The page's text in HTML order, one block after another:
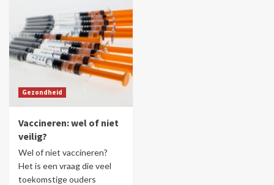
Gezondheid
Vaccineren: wel of niet
veilig?
Wel of niet vaccineren?
Het is een vraag die veel
toekomstige ouders